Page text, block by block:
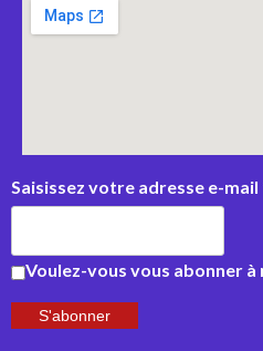
Saisissez votre adresse e-mail
Voulez-vous vous abonner
S'abonner